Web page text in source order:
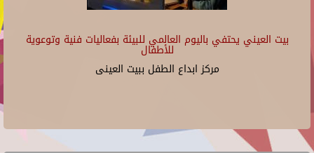
بيت العيني يحتفي باليوم العالمي للبيئة بفعاليات فنية وتوعوية
للأطفال
مركز ابداع الطفل ببيت العينى